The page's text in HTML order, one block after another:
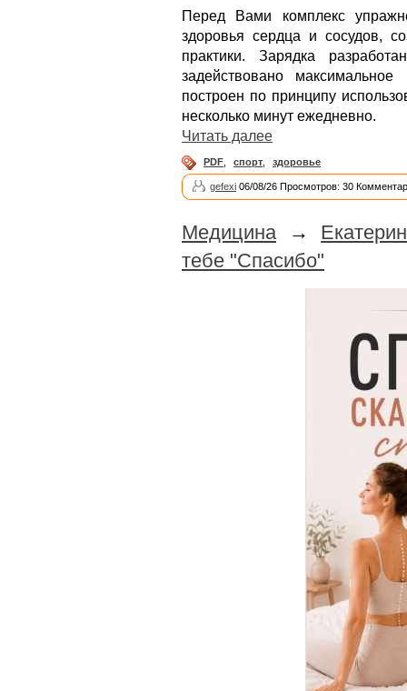
Перед Вами комплекс
здоровья сердца и сосудов,
практики. Зарядка
задействовано
построен по принципу
несколько минут ежедневно.
Читать далее
PDF спорт здоровье
gefexi 06/08/26 Просмотров: 30
Медицина→
тебе "Спасибо"